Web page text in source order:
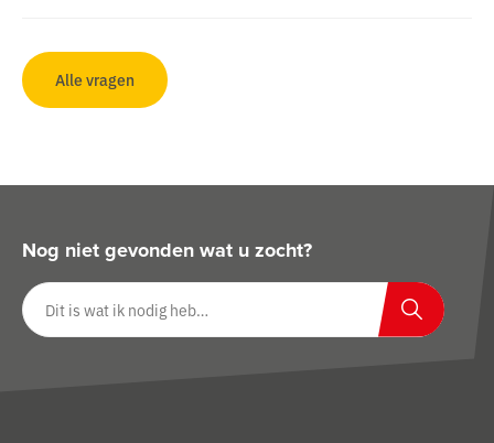
Alle vragen
Nog niet gevonden wat u zocht?
Zoeken op website
Zoeken